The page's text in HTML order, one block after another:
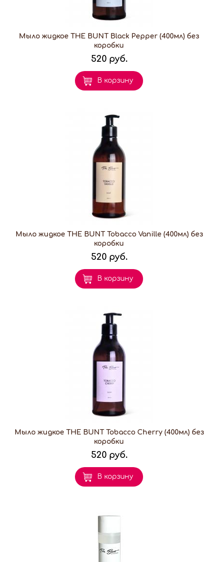
Мыло жидкое THE BUNT Black Pepper (400мл) без
коробки
520 руб.
В корзину
Мыло жидкое THE BUNT Tobacco Vanille (400мл) без
коробки
520 руб.
В корзину
Мыло жидкое THE BUNT Tobacco Сherry (400мл) без
коробки
520 руб.
В корзину